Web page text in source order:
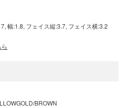
幅:1.8, フェイス縦:3.7, フェイス横:3.2
BROWN